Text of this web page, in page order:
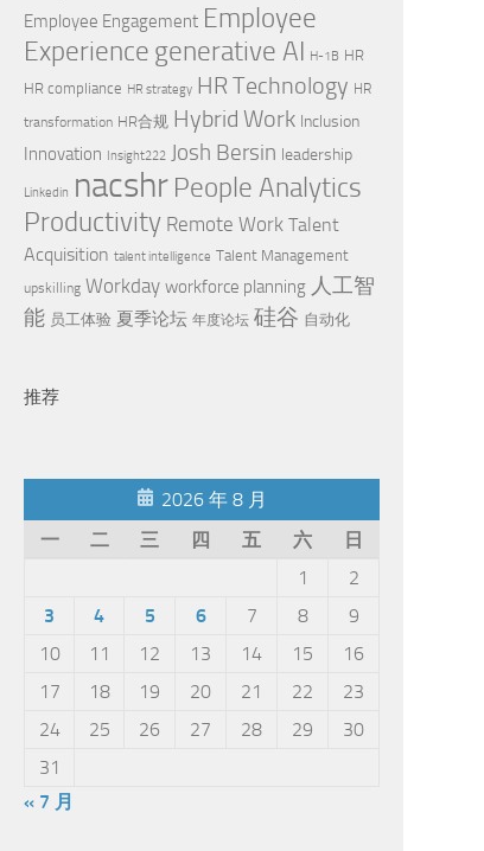
Employee Engagement Employee
Experience generative AI H-1B HR
HR compliance HR strategy HR Technology HR
transformation HR合规 Hybrid Work Inclusion
Innovation Insight222 Josh Bersin leadership
Linkedin nacshr People Analytics
Productivity Remote Work Talent
Acquisition talent intelligence Talent Management
upskilling Workday workforce planning 人工智
能 员工体验 夏季论坛 年度论坛 硅谷 自动化
推荐
2026 年 8 月
一
二 三 四 五 六
日
1
2
3
4 5 6 7 8
9
10
11 12 13 14 15
16
17
18 19 20 21 22
23
24
25 26 27 28 29
30
31
« 7 月